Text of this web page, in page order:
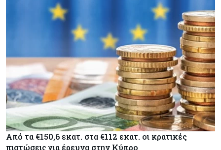
Από τα €150,6 εκατ. στα €112 εκατ. οι κρατικές
πιστώσεις για έρευνα στην Κύπρο